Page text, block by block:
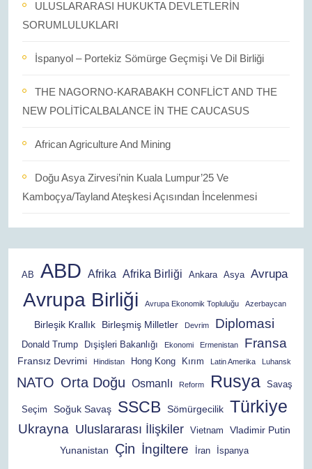
ULUSLARARASI HUKUKTA DEVLETLERİN
SORUMLULUKLARI
İspanyol – Portekiz Sömürge Geçmişi Ve Dil Birliği
THE NAGORNO-KARABAKH CONFLİCT AND THE
NEW POLİTİCALBALANCE İN THE CAUCASUS
African Agriculture And Mining
Doğu Asya Zirvesi’nin Kuala Lumpur’25 Ve
Kamboçya/Tayland Ateşkesi Açısından İncelenmesi
AB ABD Afrika Afrika Birliği Ankara Asya Avrupa
Avrupa Birliği Avrupa Ekonomik Topluluğu Azerbaycan
Birleşik Krallık Birleşmiş Milletler Devrim Diplomasi
Donald Trump Dışişleri Bakanlığı Ekonomi Ermenistan Fransa
Fransız Devrimi Hindistan Hong Kong Kırım Latin Amerika Luhansk
NATO Orta Doğu Osmanlı Reform Rusya Savaş
Seçim Soğuk Savaş SSCB Sömürgecilik Türkiye
Ukrayna Uluslararası İlişkiler Vietnam
Vladimir Putin
Yunanistan
Çin İngiltere İran İspanya